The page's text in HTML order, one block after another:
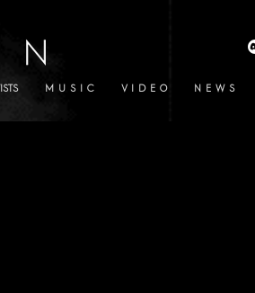
M U S I C V I D E O N E W S